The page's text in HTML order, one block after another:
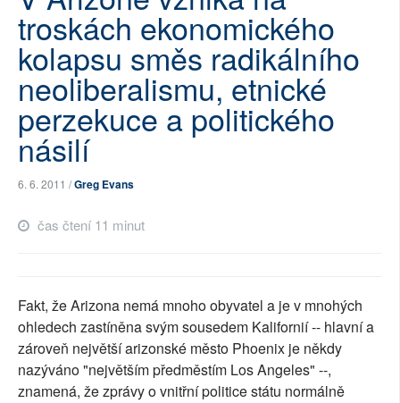
SOCIÁLNÍ SÍTĚ
RUBRIKY
PLNÁ VERZE STRÁNEK
troskách ekonomického
kolapsu směs radikálního
neoliberalismu, etnické
perzekuce a politického
násilí
6. 6. 2011 /Greg Evans
čas čtení 11 minut
Fakt, že Arizona nemá mnoho obyvatel a je v mnohých
ohledech zastíněna svým sousedem Kalifornií -- hlavní a
zároveň největší arizonské město Phoenix je někdy
nazýváno "největším předměstím Los Angeles" --,
znamená, že zprávy o vnitřní politice státu normálně